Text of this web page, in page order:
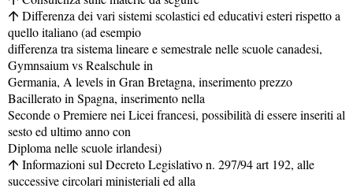
· Differenza dei vari sistemi scolastici ed educativi esteri rispetto a
quello italiano (ad esempio
differenza tra sistema lineare e semestrale nelle scuole canadesi,
Gymnsaium vs Realschule in
Germania, A levels in Gran Bretagna, inserimento prezzo
Bacillerato in Spagna, inserimento nella
Seconde o Premiere nei Licei francesi, possibilità di essere inseriti al
sesto ed ultimo anno con
Diploma nelle scuole irlandesi)
· Informazioni sul Decreto Legislativo n. 297/94 art 192, alle
successive circolari ministeriali ed alla